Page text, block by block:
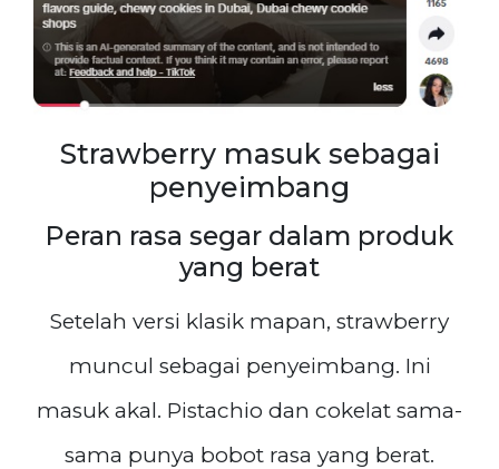
Strawberry masuk sebagai
penyeimbang
Peran rasa segar dalam produk
yang berat
Setelah versi klasik mapan, strawberry
muncul sebagai penyeimbang. Ini
masuk akal. Pistachio dan cokelat sama-
sama punya bobot rasa yang berat.